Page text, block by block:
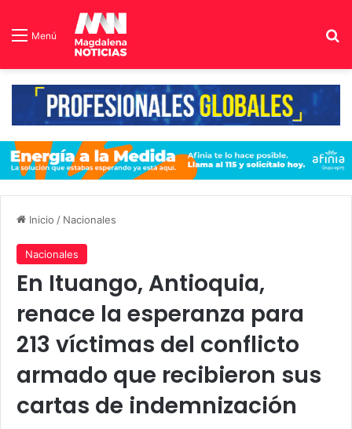
Menú
Inicio / Nacionales
Nacionales
En Ituango, Antioquia,
renace la esperanza para
213 víctimas del conflicto
armado que recibieron sus
cartas de indemnización